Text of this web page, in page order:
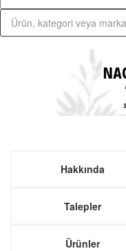
Previous
Hakkında
Talepler
Ürünler